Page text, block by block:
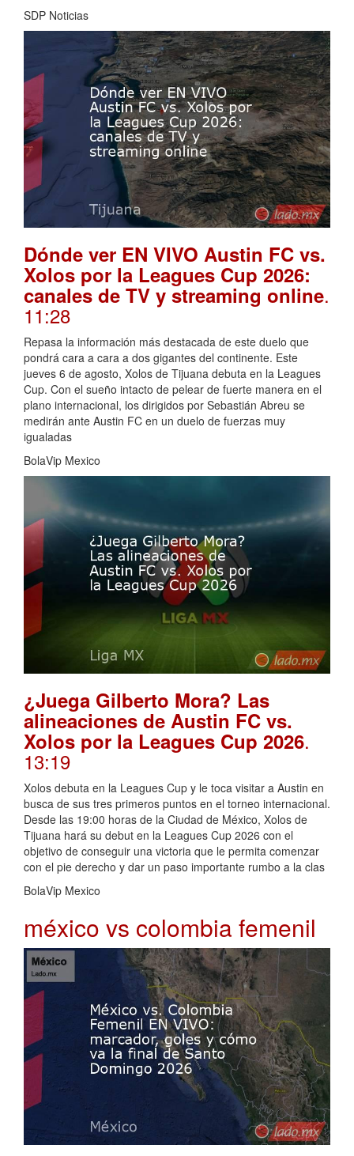
SDP Noticias
Dónde ver EN VIVO Austin FC vs.
Xolos por la Leagues Cup 2026:
canales de TV y streaming online.
11:28
Repasa la información más destacada de este duelo que
pondrá cara a cara a dos gigantes del continente. Este
jueves 6 de agosto, Xolos de Tijuana debuta en la Leagues
Cup. Con el sueño intacto de pelear de fuerte manera en el
plano internacional, los dirigidos por Sebastián Abreu se
medirán ante Austin FC en un duelo de fuerzas muy
igualadas
BolaVip Mexico
¿Juega Gilberto Mora? Las
alineaciones de Austin FC vs.
Xolos por la Leagues Cup 2026.
13:19
Xolos debuta en la Leagues Cup y le toca visitar a Austin en
busca de sus tres primeros puntos en el torneo internacional.
Desde las 19:00 horas de la Ciudad de México, Xolos de
Tijuana hará su debut en la Leagues Cup 2026 con el
objetivo de conseguir una victoria que le permita comenzar
con el pie derecho y dar un paso importante rumbo a la clas
BolaVip Mexico
méxico vs colombia femenil